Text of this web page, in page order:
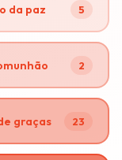
da paz 5
2
graças 23